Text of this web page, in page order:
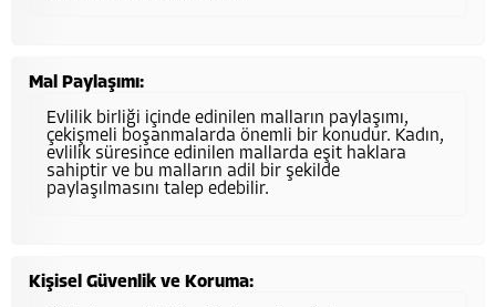
Mal Paylaşımı:
Evlilik birliği içinde edinilen malların paylaşımı,
çekişmeli boşanmalarda önemli bir konudur. Kadın,
evlilik süresince edinilen mallarda eşit haklara
sahiptir ve bu malların adil bir şekilde
paylaşılmasını talep edebilir.
Kişisel Güvenlik ve Koruma: